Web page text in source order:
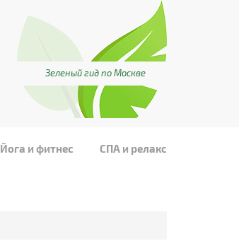
Зеленый гид по Москве
Йога и фитнес СПА и релакс